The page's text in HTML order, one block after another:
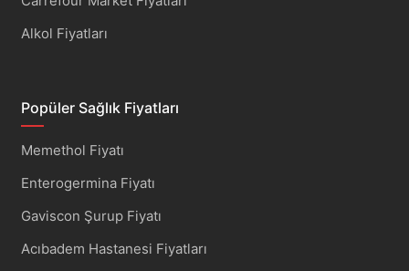
Alkol Fiyatları
Popüler Sağlık Fiyatları
Memethol Fiyatı
Enterogermina Fiyatı
Gaviscon Şurup Fiyatı
Acıbadem Hastanesi Fiyatları